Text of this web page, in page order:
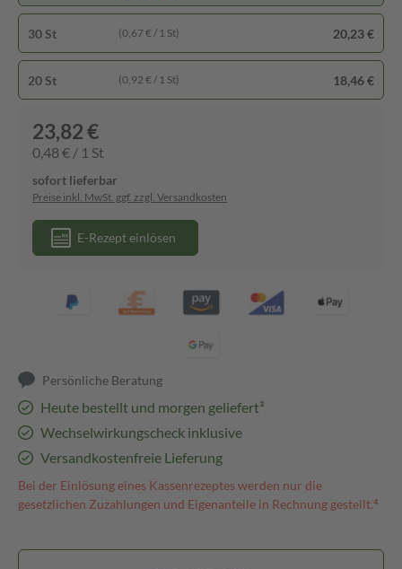
30 St (0,67 € / 1 St) 20,23 €
20 St (0,92 € / 1 St) 18,46 €
23,82 €
0,48 € / 1 St
sofort lieferbar
Preise inkl. MwSt. ggf. zzgl. Versandkosten
E-Rezept einlösen
Persönliche Beratung
Heute bestellt und morgen geliefert³
Wechselwirkungscheck inklusive
Versandkostenfreie Lieferung
Bei der Einlösung eines Kassenrezeptes werden nur die
gesetzlichen Zuzahlungen und Eigenanteile in Rechnung gestellt.⁴